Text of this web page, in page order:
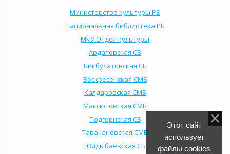
Министерство культуры РБ
Национальная библиотека РБ
МКУ Отдел культуры
Ардатовская СБ
Бикбулатовская СБ
Воскресенская СМБ
Калдаровская СМБ
Максютовская СМБ
Подгорнская СБ
Тавакановская СМБ
Юлдыбаевская СБ
Этот сайт
использует
файлы cookies